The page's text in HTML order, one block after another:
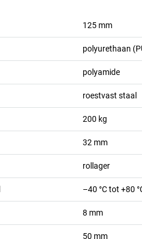
125 mm
polyurethaan
polyamide
roestvast staal
200 kg
32 mm
rollager
–40 °C tot +80
8 mm
50 mm